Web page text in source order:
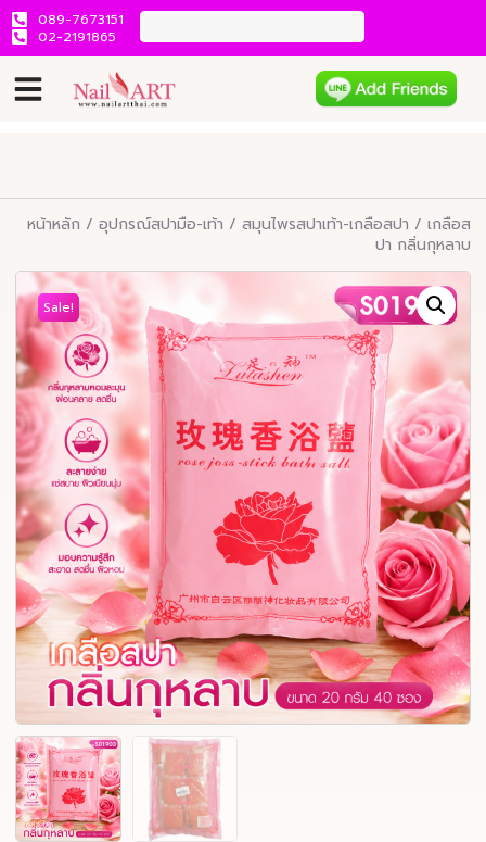
089-7673151
02-2191865
หน้าหลัก / อุปกรณ์สปามือ-เท้า / สมุนไพรสปาเท้า-เกลือสปา / เกลือส
ปา กลิ่นกุหลาบ
Sale!